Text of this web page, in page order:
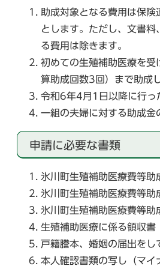
助成対象となる費用は保
とします。ただし、文書
る費用は除きます。
初めての生殖補助医療を
算助成回数3回）まで助成
令和6年4月1日以降に行っ
一組の夫婦に対する助成
申請に必要な書類
氷川町生殖補助医療費等助
氷川町生殖補助医療費等助
氷川町生殖補助医療費等助
生殖補助医療に係る領収書
戸籍謄本、婚姻の届出をし
本人確認